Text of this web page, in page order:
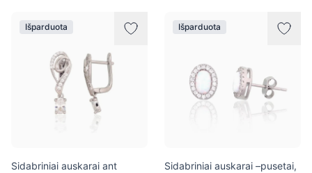
Išparduota
Sidabriniai auskarai ant
Išparduota
Sidabriniai auskarai –pusetai,